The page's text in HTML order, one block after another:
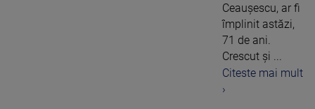
Ceaușescu, ar fi
împlinit astăzi,
71 de ani.
Crescut și ...
Citeste mai mult
›